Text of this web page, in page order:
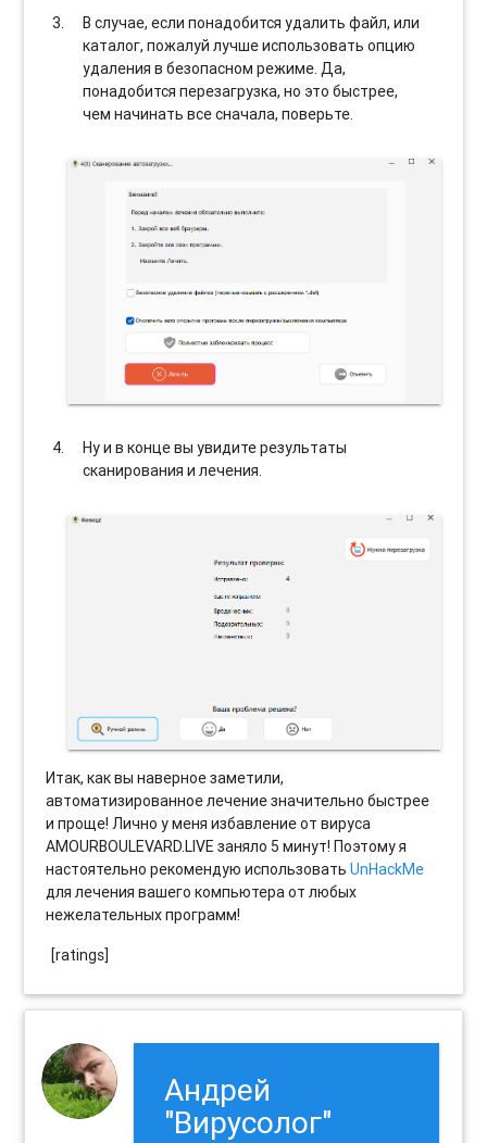
В случае, если понадобится удалить файл, или
каталог, пожалуй лучше использовать опцию
удаления в безопасном режиме. Да,
понадобится перезагрузка, но это быстрее,
чем начинать все сначала, поверьте.
Ну и в конце вы увидите результаты
сканирования и лечения.
Итак, как вы наверное заметили,
автоматизированное лечение значительно быстрее
и проще! Лично у меня избавление от вируса
AMOURBOULEVARD.LIVE заняло 5 минут! Поэтому я
настоятельно рекомендую использоватьUnHackMe
для лечения вашего компьютера от любых
нежелательных программ!
[ratings]
Андрей
"Вирусолог"